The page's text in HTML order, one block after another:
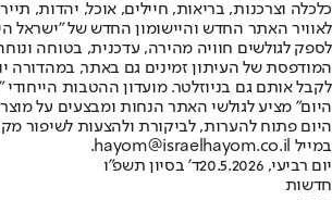
לאוויר האתר החדש והיישומון החדש של "ישראל
לספק לגולשים חוויה מהירה, עדכנית, בטוחה
המודפסת של העיתון זמינים גם באתר, במהדורה
לקבל אותם גם בניוזלטר. מועדון ההטבות
היום" מציע לגולשי האתר הנחות ומבצעים על
היום פתוח להערות, לביקורת ולהצעות לשיפור
במייל hayom@israelhayom.co.il.
יום רביעי, 20.5.2026
ד' בסיון תשפ"ו
חדשות